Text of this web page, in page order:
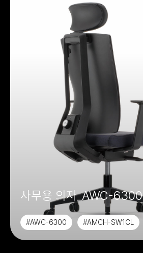
사무용 의자_AWC-6300
#AWC-6300
#AMCH-SW1CL